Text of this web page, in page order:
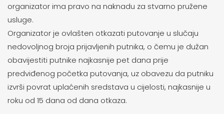
organizator ima pravo na naknadu za stvarno pružene
usluge.
Organizator je ovlašten otkazati putovanje u slučaju
nedovoljnog broja prijavljenih putnika, o čemu je dužan
obavijestiti putnike najkasnije pet dana prije
predviđenog početka putovanja, uz obavezu da putniku
izvrši povrat uplaćenih sredstava u cijelosti, najkasnije u
roku od 15 dana od dana otkaza.